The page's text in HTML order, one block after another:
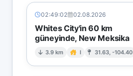
02:49:02 02.08.2026
Whites City'in 60 km
güneyinde, New Meksika
3.9 km I 31.63, -104.40